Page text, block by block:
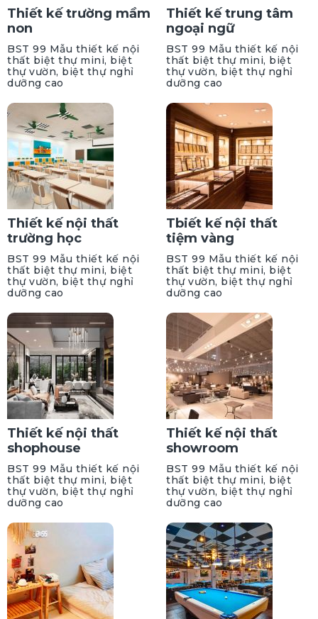
Thiết kế trường mầm
non
BST 99 Mẫu thiết kế nội
thất biệt thự mini, biệt
thự vườn, biệt thự nghỉ
dưỡng cao
Thiết kế trung tâm
ngoại ngữ
BST 99 Mẫu thiết kế nội
thất biệt thự mini, biệt
thự vườn, biệt thự nghỉ
dưỡng cao
Thiết kế nội thất
trường học
BST 99 Mẫu thiết kế nội
thất biệt thự mini, biệt
thự vườn, biệt thự nghỉ
dưỡng cao
Tbiết kế nội thất
tiệm vàng
BST 99 Mẫu thiết kế nội
thất biệt thự mini, biệt
thự vườn, biệt thự nghỉ
dưỡng cao
Thiết kế nội thất
shophouse
BST 99 Mẫu thiết kế nội
thất biệt thự mini, biệt
thự vườn, biệt thự nghỉ
dưỡng cao
Thiết kế nội thất
showroom
BST 99 Mẫu thiết kế nội
thất biệt thự mini, biệt
thự vườn, biệt thự nghỉ
dưỡng cao